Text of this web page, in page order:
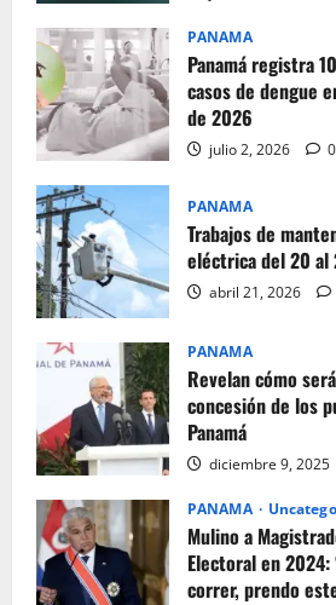
PANAMA
Panamá registra
casos de dengue
de 2026
julio 2, 2026 0
PANAMA
Trabajos de
eléctrica del 20 al
abril 21, 2026
PANAMA
Revelan cómo
concesión de los
Panamá
diciembre 9, 2025
PANAMA
Mulino a
Electoral en 2024:
correr, prendo